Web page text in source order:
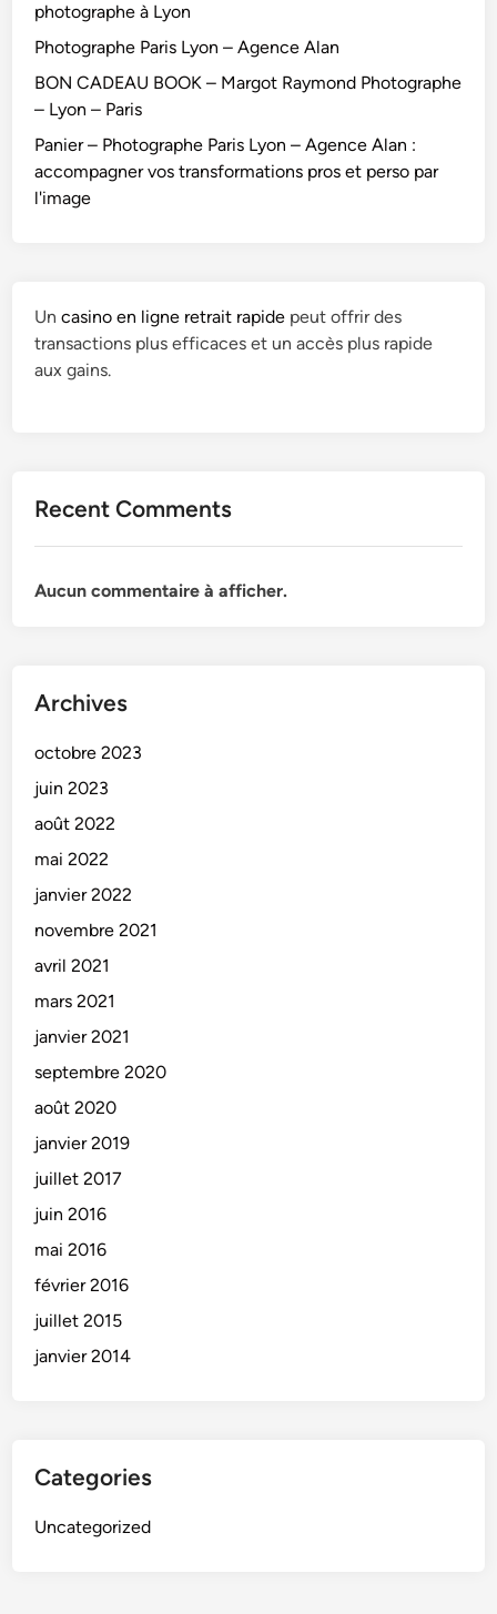
photographe à Lyon
Photographe Paris Lyon – Agence Alan
BON CADEAU BOOK – Margot Raymond Photographe
– Lyon – Paris
Panier – Photographe Paris Lyon – Agence Alan :
accompagner vos transformations pros et perso par
l'image
Uncasino en ligne retrait rapide peut offrir des
transactions plus efficaces et un accès plus rapide
aux gains.
Recent Comments
Aucun commentaire à afficher.
Archives
octobre 2023
juin 2023
août 2022
mai 2022
janvier 2022
novembre 2021
avril 2021
mars 2021
janvier 2021
septembre 2020
août 2020
janvier 2019
juillet 2017
juin 2016
mai 2016
février 2016
juillet 2015
janvier 2014
Categories
Uncategorized